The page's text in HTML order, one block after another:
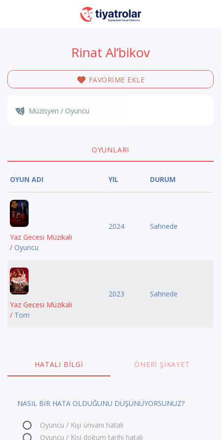
Rinat Al’bikov
FAVORİME EKLE
Müzisyen / Oyuncu
OYUNLARI
OYUN ADI YIL DURUM
Yaz Gecesi Müzikali
/ Oyuncu
2024 Sahnede
Yaz Gecesi Müzikali
/ Tom
2023 Sahnede
HATALI BILGI ÖNERI ŞIKAYET
NASIL BİR HATA OLDUĞUNU DÜŞÜNÜYORSUNUZ?
Oyuncu / Kişi ünvanı hatalı
Oyuncu / Kişi doğum tarihi hatalı